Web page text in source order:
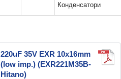
Конденсатори
220uF 35V EXR 10x16mm
(low imp.) (EXR221M35B-
Hitano)